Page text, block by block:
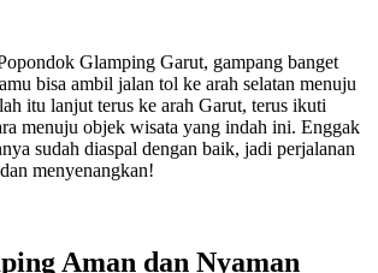
Glamping Garut, gampang banget
bisa ambil jalan tol ke arah selatan menuju
itu lanjut terus ke arah Garut, terus ikuti
menuju objek wisata yang indah ini. Enggak
sudah diaspal dengan baik, jadi perjalanan
menyenangkan!
Aman dan Nyaman